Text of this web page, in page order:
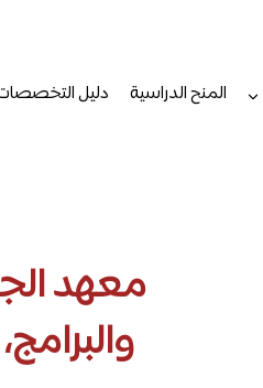
المنح الدراسية دليل
معهد